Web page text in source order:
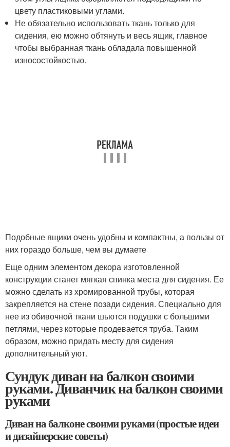
цвету пластиковыми углами.
Не обязательно использовать ткань только для
сидения, ею можно обтянуть и весь ящик, главное
чтобы выбранная ткань обладала повышенной
износостойкостью.
Подобные ящики очень удобны и компактны, а пользы от
них гораздо больше, чем вы думаете
Еще одним элементом декора изготовленной
конструкции станет мягкая спинка места для сидения. Ее
можно сделать из хромированной трубы, которая
закрепляется на стене позади сидения. Специально для
нее из обивочной ткани шьются подушки с большими
петлями, через которые продевается труба. Таким
образом, можно придать месту для сидения
дополнительный уют.
Сундук диван на балкон своими
руками. Диванчик на балкон своими
руками
Диван на балконе своими руками (простые идеи
и дизайнерские советы)